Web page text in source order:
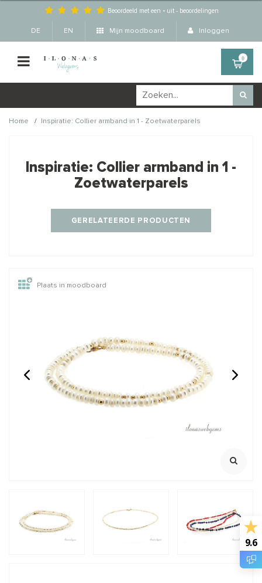
Beoordeeld met een - uit -beoordelingen
DE EN Mijn moodboard Inloggen
0
Home / Inspiratie: Collier armband in 1 - Zoetwaterparels
producten ook interessant
voor je?
hartjes met Shell pearl
ca. 14x7mm
Deze oorbellen zijn van extra
goede kwaliteit en hebben een
sterke goud laag
18 krt goud op sterling zilver
Met transparante pousettes
Incl. btw
zoetwaterparel ca.
9x7mm
Designer Quality
€9,95 Incl. btw
Inspiratie: Collier armband in 1 -
Zoetwaterparels
GERELATEERDE PRODUCTEN
Plaats in moodboard
9.6